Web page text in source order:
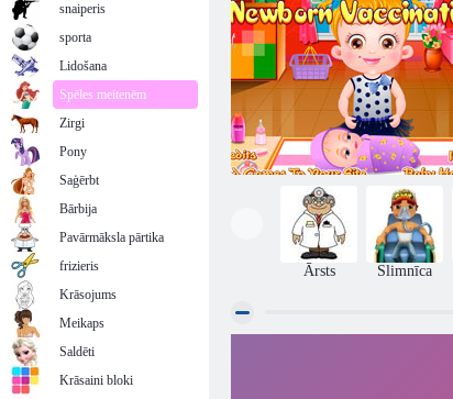
Ārsts Slimnīca
snaiperis
sporta
Lidošana
Spēles meitenēm
Zirgi
Pony
Saģērbt
Bārbija
Pavārmāksla pārtika
frizieris
Krāsojums
Meikaps
Saldēti
Krāsaini bloki